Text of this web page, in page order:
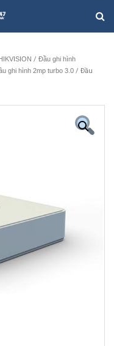
/ Đầu ghi hình
ghi hình 2mp turbo 3.0 / Đầu